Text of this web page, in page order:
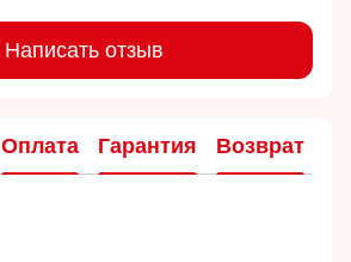
Написать отзыв
Оплата Гарантия Возврат